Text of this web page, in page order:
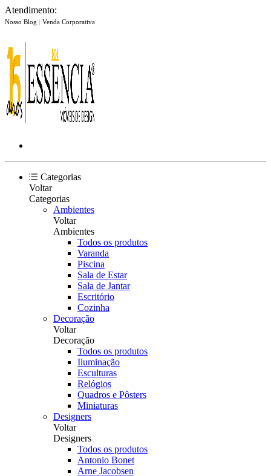
Atendimento:
Nosso Blog | Venda Corporativa
Categorias
Voltar
Categorias
Ambientes
Voltar
Ambientes
Todos os produtos
Varanda
Piscina
Sala de Estar
Sala de Jantar
Escritório
Cozinha
Decoração
Voltar
Decoração
Todos os produtos
Iluminação
Esculturas
Relógios
Quadros e Pôsters
Miniaturas
Designers
Voltar
Designers
Todos os produtos
Antonio Bonet
Arne Jacobsen